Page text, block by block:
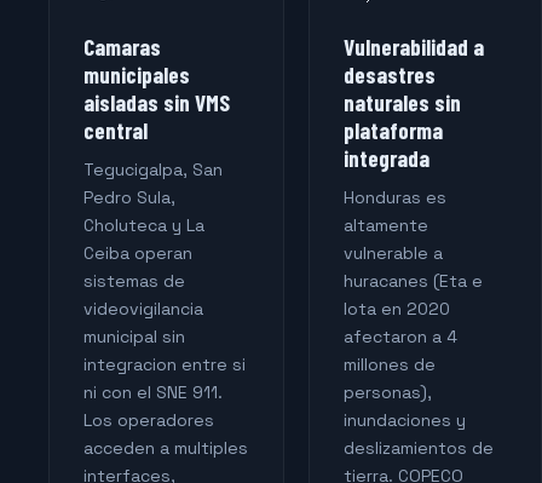
Camaras
municipales
aisladas sin VMS
central
Tegucigalpa, San
Pedro Sula,
Choluteca y La
Ceiba operan
sistemas de
videovigilancia
municipal sin
integracion entre si
ni con el SNE 911.
Los operadores
acceden a multiples
interfaces,
Vulnerabilidad a
desastres
naturales sin
plataforma
integrada
Honduras es
altamente
vulnerable a
huracanes (Eta e
Iota en 2020
afectaron a 4
millones de
personas),
inundaciones y
deslizamientos de
tierra. COPECO